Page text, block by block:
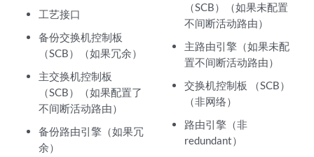
工艺接口
备份交换机控制板
（SCB）（如果冗余）
主交换机控制板
（SCB）（如果配置了
不间断活动路由）
备份路由引擎（如果冗
余）
（SCB）（如果未配置
不间断活动路由）
主路由引擎（如果未配
置不间断活动路由）
交换机控制板 （SCB）
（非网络）
路由引擎（非
redundant）